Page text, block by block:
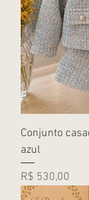
Conjunto
azul
Preço
R$ 530,00